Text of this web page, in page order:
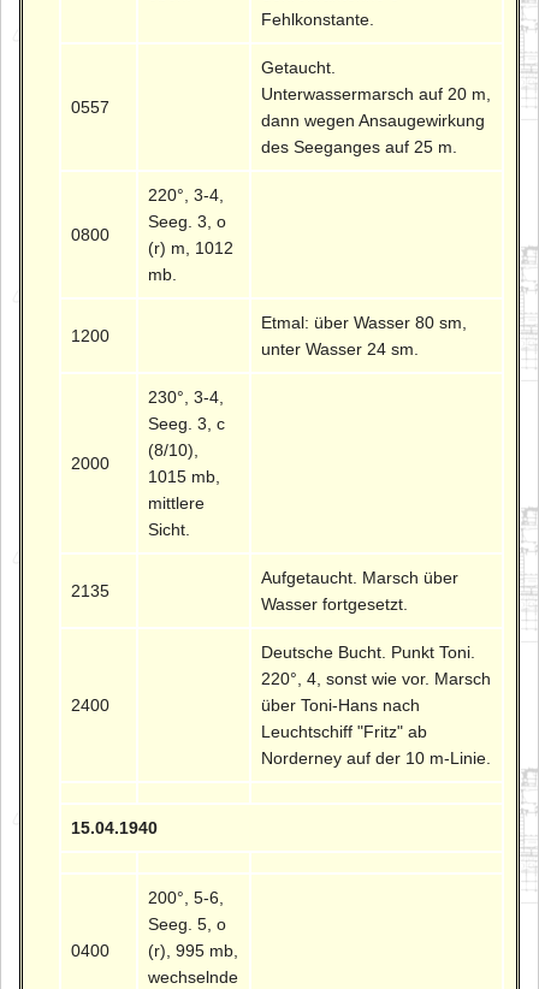
Fehlkonstante.
0557
Getaucht.
Unterwassermarsch auf 20 m,
dann wegen Ansaugewirkung
des Seeganges auf 25 m.
0800
220°, 3-4,
Seeg. 3, o
(r) m, 1012
mb.
1200
Etmal: über Wasser 80 sm,
unter Wasser 24 sm.
2000
230°, 3-4,
Seeg. 3, c
(8/10),
1015 mb,
mittlere
Sicht.
2135
Aufgetaucht. Marsch über
Wasser fortgesetzt.
2400
Deutsche Bucht. Punkt Toni.
220°, 4, sonst wie vor. Marsch
über Toni-Hans nach
Leuchtschiff "Fritz" ab
Norderney auf der 10 m-Linie.
15.04.1940
0400
200°, 5-6,
Seeg. 5, o
(r), 995 mb,
wechselnde